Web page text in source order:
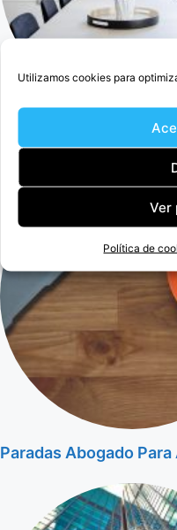
Utilizamos cookies para
Ver
Política de
Cercedilla Abogado
Paradas Abogado